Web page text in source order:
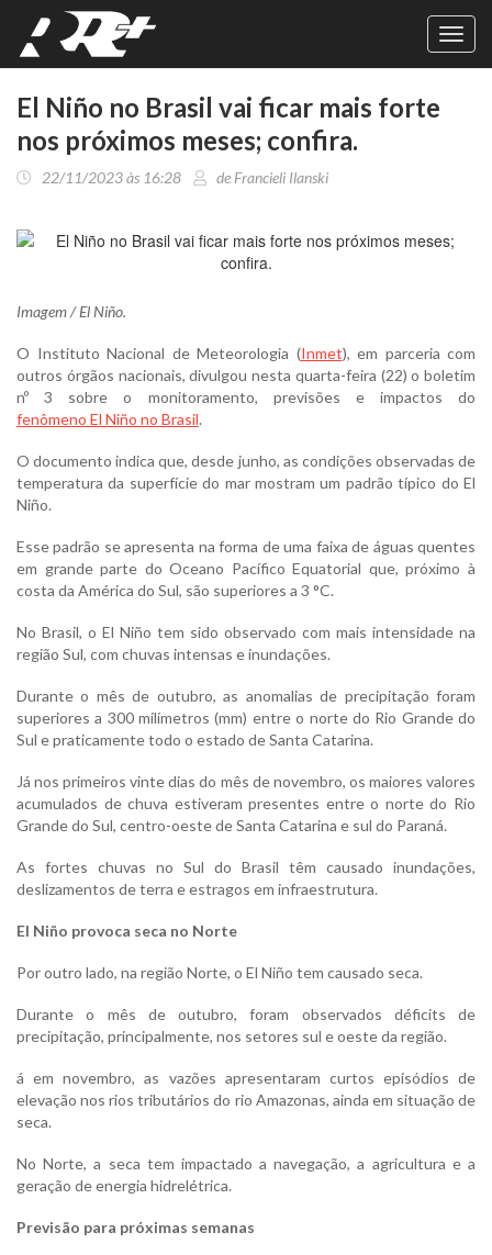
El Niño no Brasil vai ficar mais forte
nos próximos meses; confira.
22/11/2023 às 16:28 de Francieli Ilanski
Imagem / El Niño.
O Instituto Nacional de Meteorologia (Inmet), em parceria com
outros órgãos nacionais, divulgou nesta quarta-feira (22) o boletim
nº 3 sobre o monitoramento, previsões e impactos do
fenômeno El Niño no Brasil.
O documento indica que, desde junho, as condições observadas de
temperatura da superfície do mar mostram um padrão típico do El
Niño.
Esse padrão se apresenta na forma de uma faixa de águas quentes
em grande parte do Oceano Pacífico Equatorial que, próximo à
costa da América do Sul, são superiores a 3 °C.
No Brasil, o El Niño tem sido observado com mais intensidade na
região Sul, com chuvas intensas e inundações.
Durante o mês de outubro, as anomalias de precipitação foram
superiores a 300 milímetros (mm) entre o norte do Rio Grande do
Sul e praticamente todo o estado de Santa Catarina.
Já nos primeiros vinte dias do mês de novembro, os maiores valores
acumulados de chuva estiveram presentes entre o norte do Rio
Grande do Sul, centro-oeste de Santa Catarina e sul do Paraná.
As fortes chuvas no Sul do Brasil têm causado inundações,
deslizamentos de terra e estragos em infraestrutura.
El Niño provoca seca no Norte
Por outro lado, na região Norte, o El Niño tem causado seca.
Durante o mês de outubro, foram observados déficits de
precipitação, principalmente, nos setores sul e oeste da região.
á em novembro, as vazões apresentaram curtos episódios de
elevação nos rios tributários do rio Amazonas, ainda em situação de
seca.
No Norte, a seca tem impactado a navegação, a agricultura e a
geração de energia hidrelétrica.
Previsão para próximas semanas